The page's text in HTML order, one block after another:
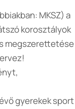
MKSZ) a
korosztályok
megszerettetése
gyerekek sport